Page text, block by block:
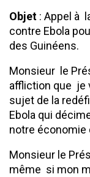
Objet : Appel à
contre Ebola
des Guinéens.
Monsieur le
affliction que je
sujet de la
Ebola qui
notre économie
Monsieur le
même si mon